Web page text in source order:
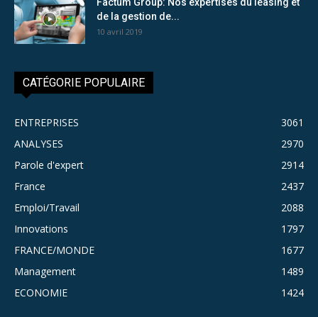
de la gestion de...
10 avril 2019
CATÉGORIE POPULAIRE
ENTREPRISES
3061
ANALYSES
2970
Parole d'expert
2914
France
2437
Emploi/Travail
2088
Innovations
1797
FRANCE/MONDE
1677
Management
1489
ECONOMIE
1424